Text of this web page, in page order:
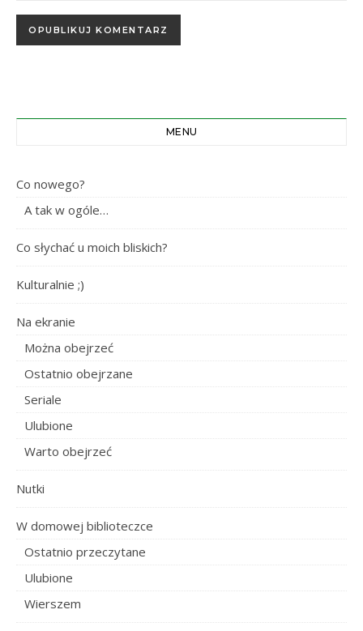
MENU
Co nowego?
A tak w ogóle…
Co słychać u moich bliskich?
Kulturalnie ;)
Na ekranie
Można obejrzeć
Ostatnio obejrzane
Seriale
Ulubione
Warto obejrzeć
Nutki
W domowej biblioteczce
Ostatnio przeczytane
Ulubione
Wierszem